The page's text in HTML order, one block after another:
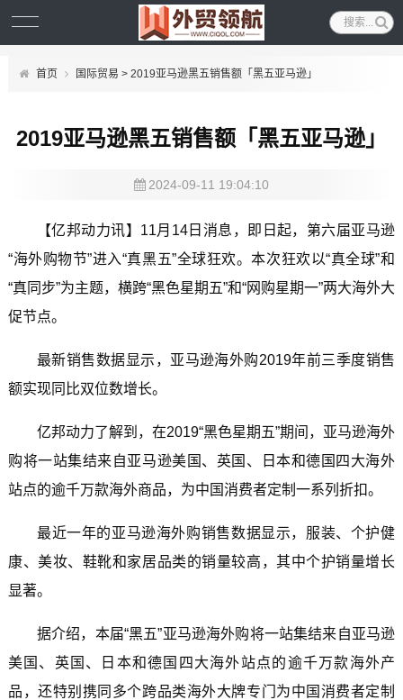
首页 国际贸易 > 2019亚马逊黑五销售额「黑五亚马逊」
2019亚马逊黑五销售额「黑五亚马逊」
2024-09-11 19:04:10
【亿邦动力讯】11月14日消息，即日起，第六届亚马逊
“海外购物节”进入“真黑五”全球狂欢。本次狂欢以“真全球”和
“真同步”为主题，横跨“黑色星期五”和“网购星期一”两大海外大
促节点。
最新销售数据显示，亚马逊海外购2019年前三季度销售
额实现同比双位数增长。
亿邦动力了解到，在2019“黑色星期五”期间，亚马逊海外
购将一站集结来自亚马逊美国、英国、日本和德国四大海外
站点的逾千万款海外商品，为中国消费者定制一系列折扣。
最近一年的亚马逊海外购销售数据显示，服装、个护健
康、美妆、鞋靴和家居品类的销量较高，其中个护销量增长
显著。
据介绍，本届“黑五”亚马逊海外购将一站集结来自亚马逊
美国、英国、日本和德国四大海外站点的逾千万款海外产
品，还特别携同多个跨品类海外大牌专门为中国消费者定制